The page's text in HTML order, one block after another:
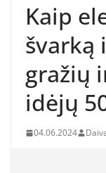
Kaip
švarką
gražių
idėjų
04.06.2024